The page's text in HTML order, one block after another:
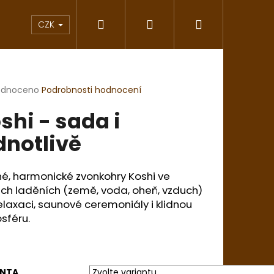
Saunové klobouky Inspirace
CZK Přihlášení
Podrobnosti hodnocení
- sada i
harmonické zvonkohry Koshi ve
laděních (země, voda, oheň, vzduch)
saunové ceremoniály i klidnou